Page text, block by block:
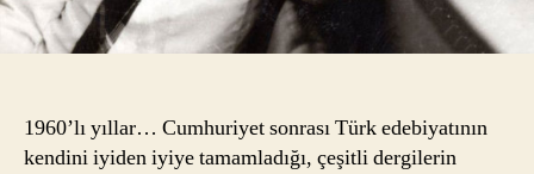
1960’lı yıllar… Cumhuriyet sonrası Türk edebiyatının
kendini iyiden iyiye tamamladığı, çeşitli dergilerin